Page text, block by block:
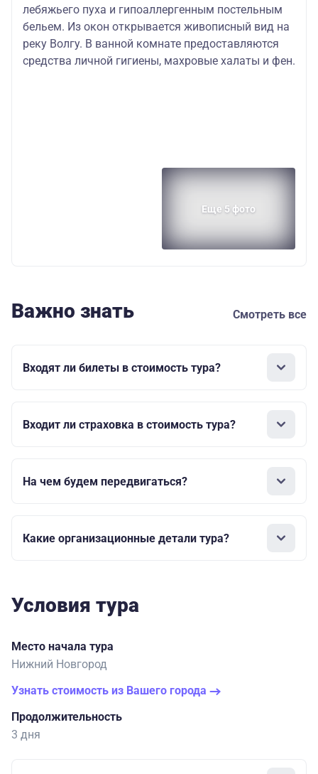
лебяжьего пуха и гипоаллергенным постельным
бельем. Из окон открывается живописный вид на
реку Волгу. В ванной комнате предоставляются
средства личной гигиены, махровые халаты и фен.
Еще 5 фото
Важно знать Смотреть все
Входят ли билеты в стоимость тура?
Входит ли страховка в стоимость тура?
На чем будем передвигаться?
Какие организационные детали тура?
Условия тура
Место начала тура
Нижний Новгород
Узнать стоимость из Вашего города
Продолжительность
3 дня